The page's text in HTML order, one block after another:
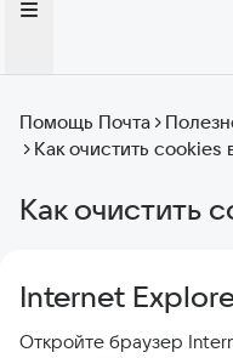
Помощь Почта
Как очистить cookies
Как очистить
Internet
Откройте браузер